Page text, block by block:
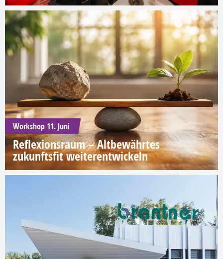
Workshop 11. Juni
Reflexionsraum – Altbewährtes
zukunftsfit weiterentwickeln